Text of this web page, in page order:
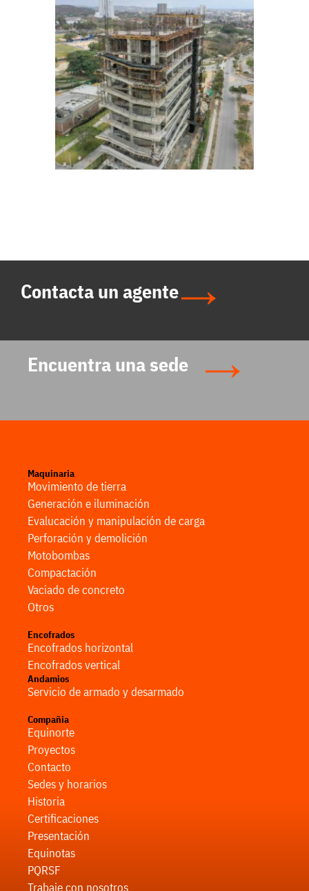
Contacta un agente
Encuentra una sede
Maquinaria
Movimiento de tierra
Generación e iluminación
Evalucación y manipulación de carga
Perforación y demolición
Motobombas
Compactación
Vaciado de concreto
Otros
Encofrados
Encofrados horizontal
Encofrados vertical
Andamios
Servicio de armado y desarmado
Compañia
Equinorte
Proyectos
Contacto
Sedes y horarios
Historia
Certificaciones
Presentación
Equinotas
PQRSF
Trabaje con nosotros